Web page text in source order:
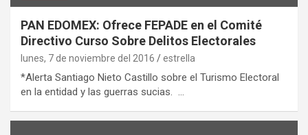
PAN EDOMEX: Ofrece FEPADE en el Comité
Directivo Curso Sobre Delitos Electorales
lunes, 7 de noviembre del 2016 estrella
*Alerta Santiago Nieto Castillo sobre el Turismo Electoral
en la entidad y las guerras sucias. …